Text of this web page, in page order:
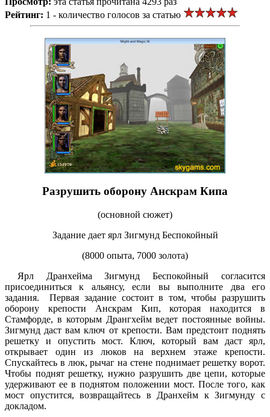
Рейтинг: 1 - количество голосов за статью
Разрушить оборону Анскрам Кипа
(основной сюжет)
Задание дает ярл Зигмунд Беспокойный
(8000 опыта, 7000 золота)
Ярл Дранхейма Зигмунд Беспокойный согласится
присоединиться к альянсу, если вы выполните два его
задания. Первая задание состоит в том, чтобы разрушить
оборону крепости Анскрам Кип, которая находится в
Стамфорде, в которым Дрангхейм ведет постоянные войны.
Зигмунд даст вам ключ от крепости. Вам предстоит поднять
решетку и опустить мост. Ключ, который вам даст ярл,
открывает один из люков на верхнем этаже крепости.
Спускайтесь в люк, рычаг на стене поднимает решетку ворот.
Чтобы поднят решетку, нужно разрушить две цепи, которые
удерживают ее в поднятом положении мост. После того, как
мост опустится, возвращайтесь в Дранхейм к Зигмунду с
докладом.